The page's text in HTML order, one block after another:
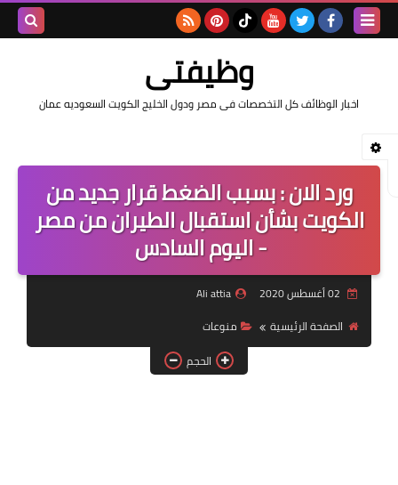
وظيفتى
اخبار الوظائف كل التخصصات فى مصر ودول الخليج الكويت السعوديه عمان
ورد الان : بسبب الضغط قرار جديد من
الكويت بشأن استقبال الطيران من مصر
- اليوم السادس
Ali attia
الصفحة الرئيسية
منوعات
الحجم